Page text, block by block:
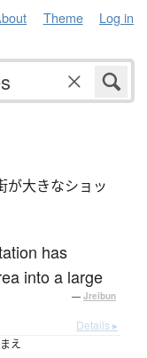
Theme Log in
が大きなショッ
has
into a large
— Jreibun
Details ▸
え